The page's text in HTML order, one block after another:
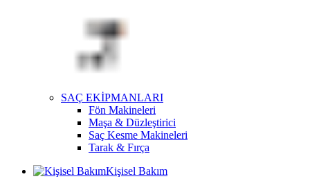
SAÇ EKİPMANLARI
Fön Makineleri
Maşa & Düzleştirici
Saç Kesme Makineleri
Tarak & Fırça
Kişisel Bakım